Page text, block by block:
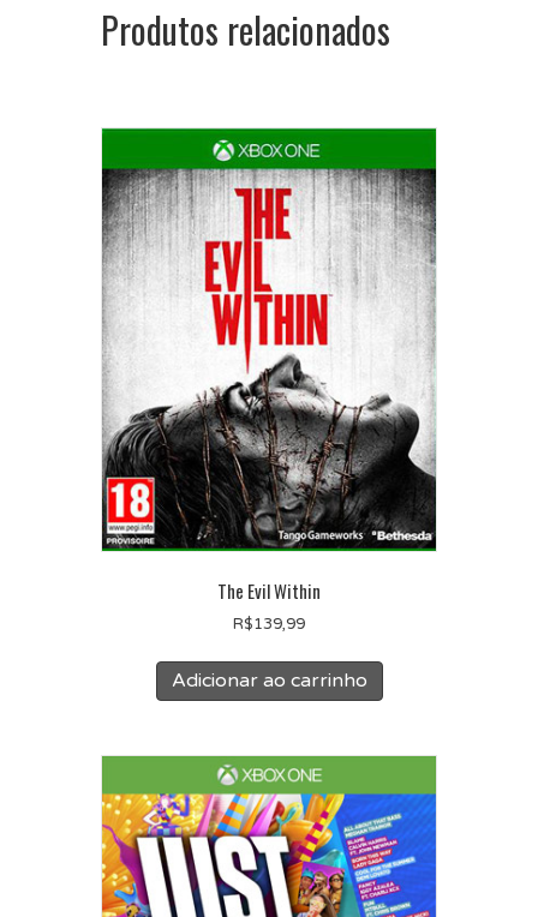
Produtos relacionados
The Evil Within
R$139,99
Adicionar ao carrinho